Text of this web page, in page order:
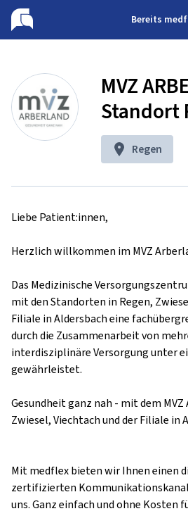
Bereits
MVZ
Standort
Regen
Liebe Patient:innen,
Herzlich willkommen im MVZ
Das Medizinische
mit den Standorten in Regen,
Filiale in Aldersbach eine
durch die Zusammenarbeit von
interdisziplinäre Versorgung unter
gewährleistet.
Gesundheit ganz nah - mit dem MVZ
Zwiesel, Viechtach und der Filiale in
Mit medflex bieten wir Ihnen einen
zertifizierten
uns. Ganz einfach und ohne Kosten